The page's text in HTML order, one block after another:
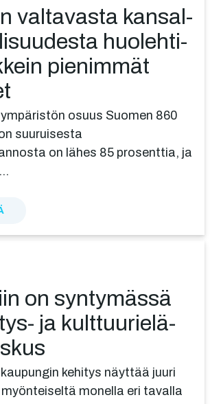
valta­vas­ta kansal­
huoleh­ti­
pienimmät
osuus Suomen 860
suuruisesta
on lähes 85 prosenttia, ja
on synty­mäs­sä
ja kulttuu­rie­lä­
kehitys näyttää juuri
monella eri tavalla